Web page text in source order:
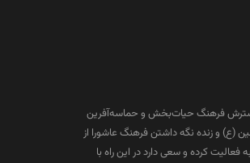
گسترش فرهنگ حیات‌بخش و حماسه‌آفرین
(ع) و زنده نگه داشتن فرهنگ عاشورا از
فعالیت کرده و سعی دارد در این راه با